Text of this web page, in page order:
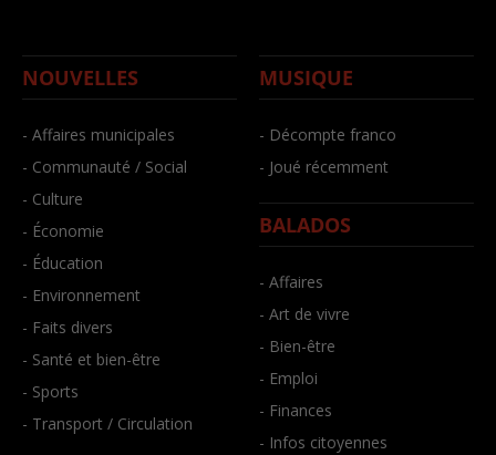
NOUVELLES
- Affaires municipales
- Communauté / Social
- Culture
- Économie
- Éducation
- Environnement
- Faits divers
- Santé et bien-être
- Sports
- Transport / Circulation
MUSIQUE
- Décompte franco
- Joué récemment
BALADOS
- Affaires
- Art de vivre
- Bien-être
- Emploi
- Finances
- Infos citoyennes